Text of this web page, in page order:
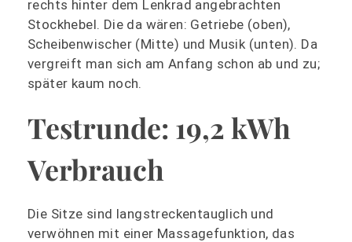
rechts hinter dem Lenkrad angebrachten
Stockhebel. Die da wären: Getriebe (oben),
Scheibenwischer (Mitte) und Musik (unten). Da
vergreift man sich am Anfang schon ab und zu;
später kaum noch.
Testrunde: 19,2 kWh
Verbrauch
Die Sitze sind langstreckentauglich und
verwöhnen mit einer Massagefunktion, das